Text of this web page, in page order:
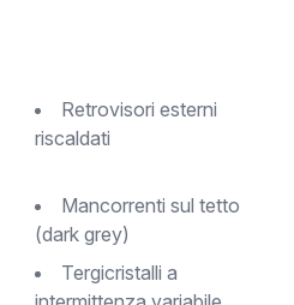
Retrovisori esterni
riscaldati
Mancorrenti sul tetto
(dark grey)
Tergicristalli a